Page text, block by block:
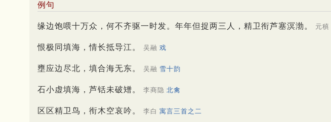
例句
缘边饱喂十万众，何不齐驱一时发。年年但捉两三人，精卫衔芦塞溟渤。 元稹
恨极同填海，情长抵导江。 吴融 戏
壅应边尽北，填合海无东。 吴融 雪十韵
石小虚填海，芦铦未破矰。 李商隐 北禽
区区精卫鸟，衔木空哀吟。 李白 寓言三首之二